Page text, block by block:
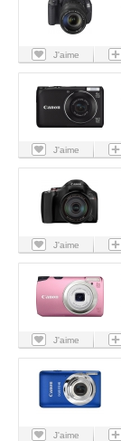
J'aime
J'aime
J'aime
J'aime
J'aime